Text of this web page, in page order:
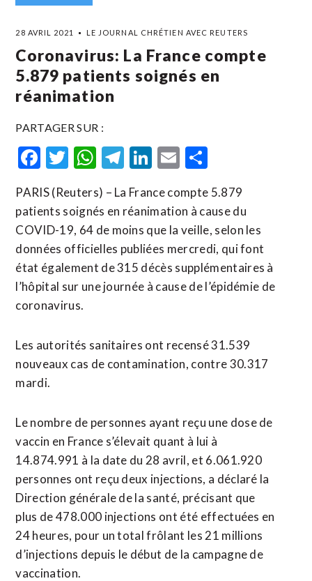
28 AVRIL 2021 LE JOURNAL CHRÉTIEN AVEC REUTERS
Coronavirus: La France compte
5.879 patients soignés en
réanimation
PARTAGER SUR :
Facebook
Twitter
WhatsApp
Telegram
LinkedIn
Email
PARIS (Reuters) – La France compte 5.879
patients soignés en réanimation à cause du
COVID-19, 64 de moins que la veille, selon les
données officielles publiées mercredi, qui font
état également de 315 décès supplémentaires à
l’hôpital sur une journée à cause de l’épidémie de
coronavirus.
Les autorités sanitaires ont recensé 31.539
nouveaux cas de contamination, contre 30.317
mardi.
Le nombre de personnes ayant reçu une dose de
vaccin en France s’élevait quant à lui à
14.874.991 à la date du 28 avril, et 6.061.920
personnes ont reçu deux injections, a déclaré la
Direction générale de la santé, précisant que
plus de 478.000 injections ont été effectuées en
24 heures, pour un total frôlant les 21 millions
d’injections depuis le début de la campagne de
vaccination.